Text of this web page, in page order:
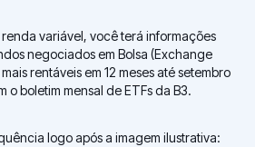
variável, você terá informações
negociados em Bolsa (Exchange
rentáveis em 12 meses até setembro
boletim mensal de ETFs da B3.
logo após a imagem ilustrativa: